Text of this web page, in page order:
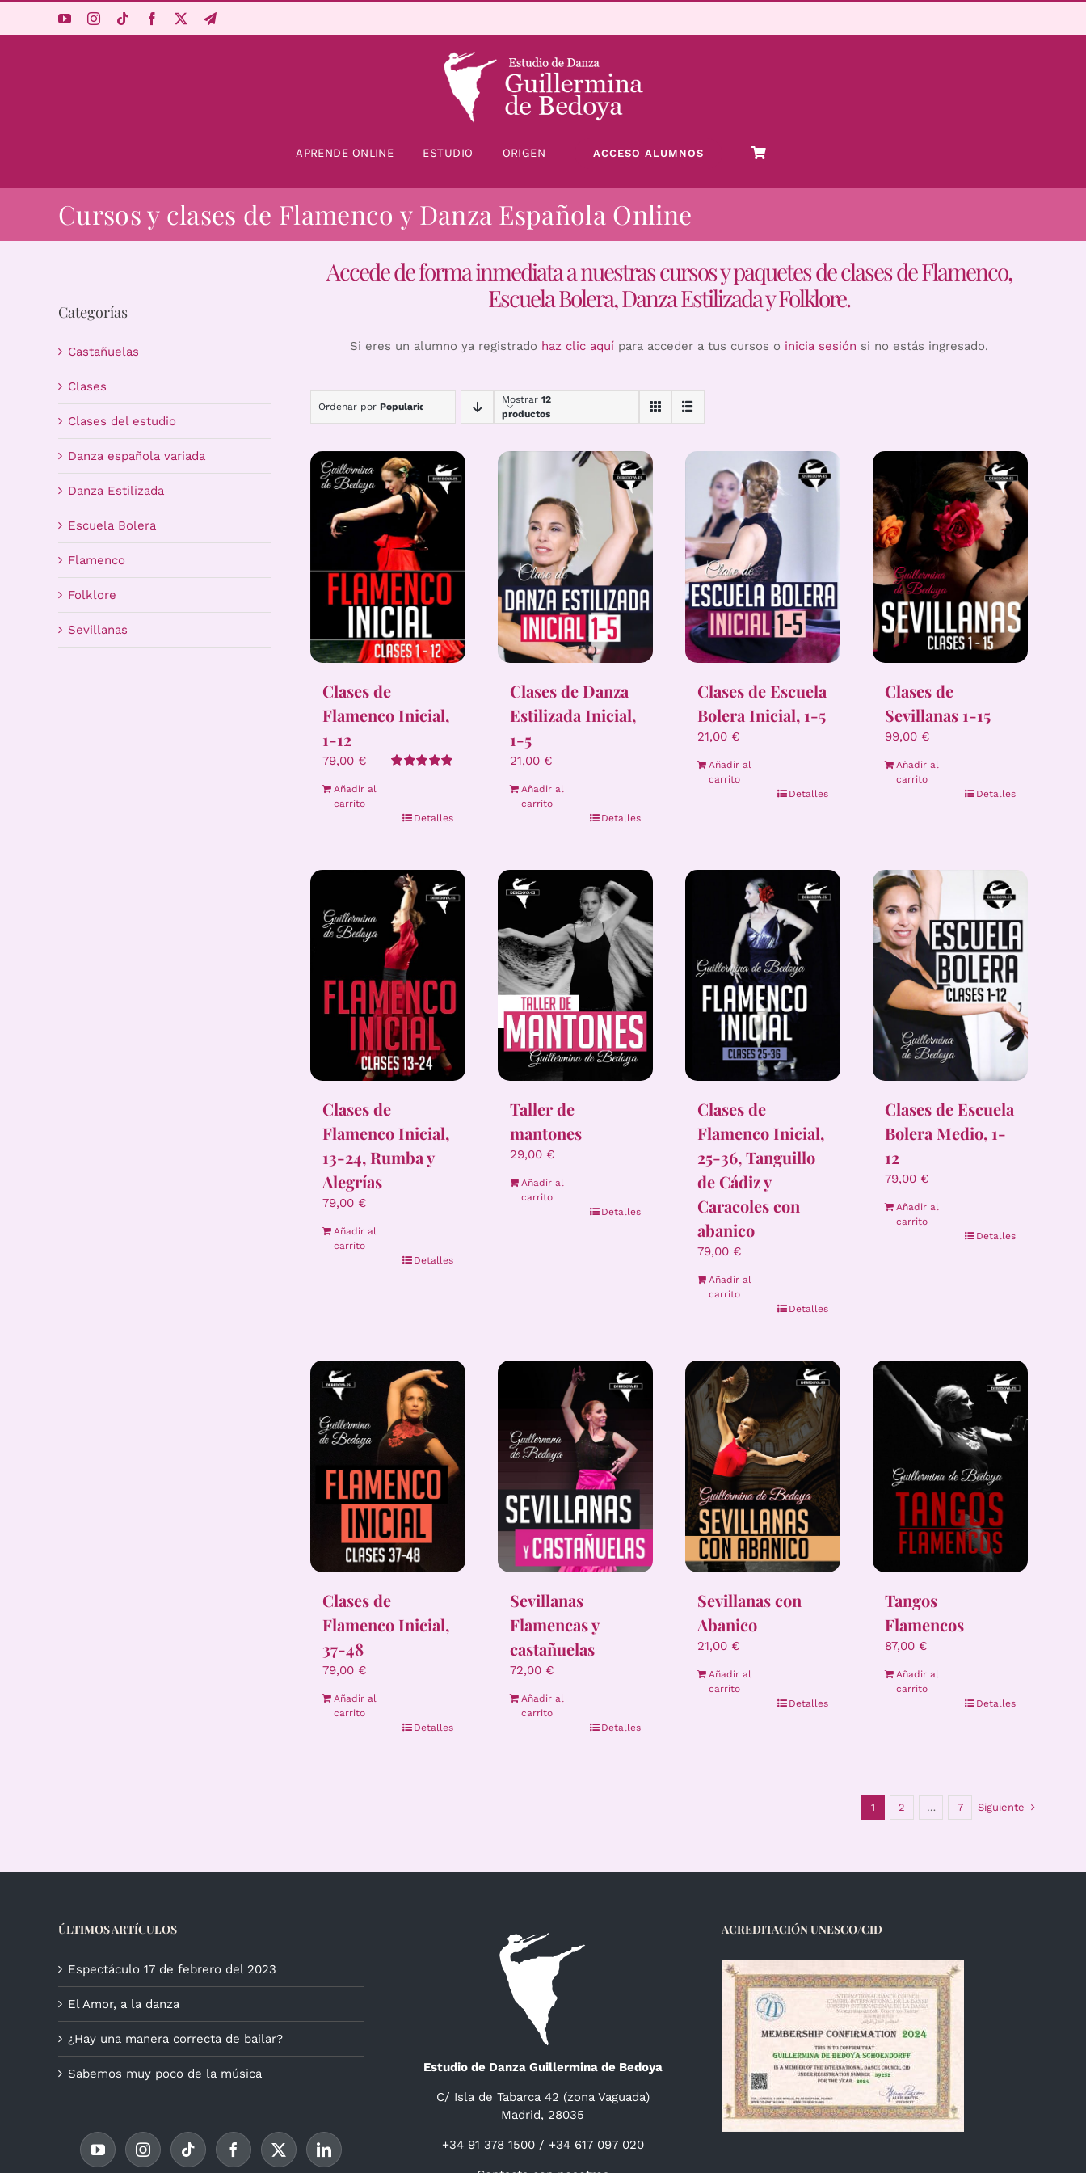
APRENDE ONLINE ESTUDIO ORIGEN ACCESO ALUMNOS
Cursos y clases de Flamenco y Danza Española Online
Categorías
Castañuelas
Clases
Clases del estudio
Danza española variada
Danza Estilizada
Escuela Bolera
Flamenco
Folklore
Sevillanas
Accede de forma inmediata a nuestras cursos y paquetes de clases de Flamenco,
Escuela Bolera, Danza Estilizada y Folklore.
Si eres un alumno ya registrado haz clic aquí para acceder a tus cursos o inicia sesión si no estás ingresado.
Ordenar por Popularidad
Mostrar 12
productos
Clases de
Flamenco Inicial,
1-12
79,00 €
Añadir al
carrito
Detalles
Clases de Danza
Estilizada Inicial,
1-5
21,00 €
Añadir al
carrito
Detalles
Clases de Escuela
Bolera Inicial, 1-5
21,00 €
Añadir al
carrito
Detalles
Clases de
Sevillanas 1-15
99,00 €
Añadir al
carrito
Detalles
Clases de
Flamenco Inicial,
13-24, Rumba y
Alegrías
79,00 €
Añadir al
carrito
Detalles
Taller de
mantones
29,00 €
Añadir al
carrito
Detalles
Clases de
Flamenco Inicial,
25-36, Tanguillo
de Cádiz y
Caracoles con
abanico
79,00 €
Añadir al
carrito
Detalles
Clases de Escuela
Bolera Medio, 1-
12
79,00 €
Añadir al
carrito
Detalles
Clases de
Flamenco Inicial,
37-48
79,00 €
Añadir al
carrito
Detalles
Sevillanas
Flamencas y
castañuelas
72,00 €
Añadir al
carrito
Detalles
Sevillanas con
Abanico
21,00 €
Añadir al
carrito
Detalles
Tangos
Flamencos
87,00 €
Añadir al
carrito
Detalles
1 2 … 7 Siguiente
ÚLTIMOS ARTÍCULOS
Espectáculo 17 de febrero del 2023
El Amor, a la danza
¿Hay una manera correcta de bailar?
Sabemos muy poco de la música Estudio de Danza Guillermina de Bedoya
C/ Isla de Tabarca 42 (zona Vaguada)
Madrid, 28035
+34 91 378 1500 / +34 617 097 020
ACREDITACIÓN UNESCO/CID